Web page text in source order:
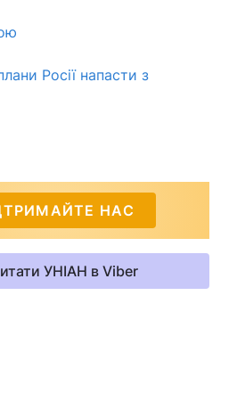
Росії напасти з
НАС
УНІАН в Viber